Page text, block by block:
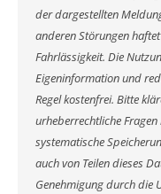
der dargestellten
anderen Störungen
Fahrlässigkeit. Die
Eigeninformation und
Regel kostenfrei. Bitte
urheberrechtliche
systematische
auch von Teilen dieses
Genehmigung durch die